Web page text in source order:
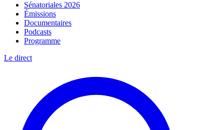
Sénatoriales 2026
Émissions
Documentaires
Podcasts
Programme
Le direct